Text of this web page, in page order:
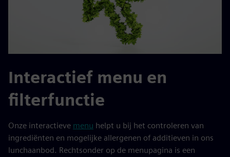
Interactief menu en
filterfunctie
Onze interactieve menu helpt u bij het controleren van
ingrediënten en mogelijke allergenen of additieven in ons
lunchaanbod. Rechtsonder op de menupagina is een